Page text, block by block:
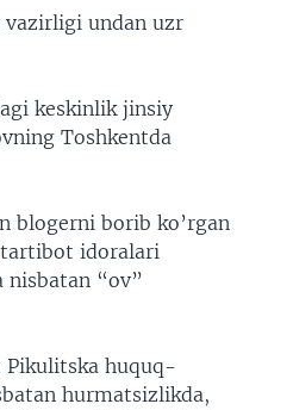
vazirligi undan uzr
keskinlik jinsiy
Toshkentda
blogerni borib ko’rgan
idoralari
nisbatan “ov”
Pikulitska huquq-
hurmatsizlikda,